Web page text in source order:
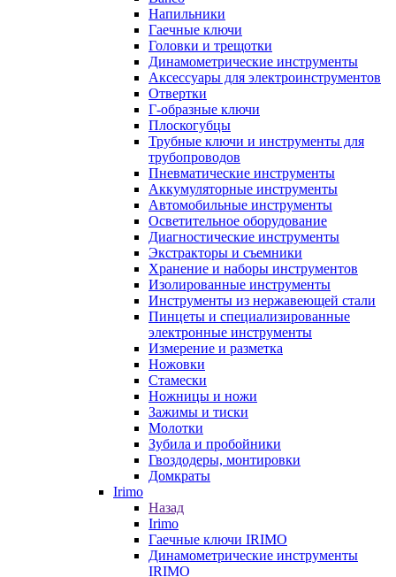
Напильники
Гаечные ключи
Головки и трещотки
Динамометрические инструменты
Аксессуары для электроинструментов
Отвертки
Г-образные ключи
Плоскогубцы
Трубные ключи и инструменты для
трубопроводов
Пневматические инструменты
Аккумуляторные инструменты
Автомобильные инструменты
Осветительное оборудование
Диагностические инструменты
Экстракторы и съемники
Хранение и наборы инструментов
Изолированные инструменты
Инструменты из нержавеющей стали
Пинцеты и специализированные
электронные инструменты
Измерение и разметка
Ножовки
Стамески
Ножницы и ножи
Зажимы и тиски
Молотки
Зубила и пробойники
Гвоздодеры, монтировки
Домкраты
Irimo
Назад
Irimo
Гаечные ключи IRIMO
Динамометрические инструменты
IRIMO